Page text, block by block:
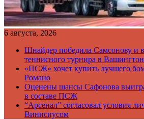
6 августа, 2026
Шнайдер победила Самсонову и
теннисного турнира в
«ПСЖ» хочет купить лучшего
Романо
Оценены шансы Сафонова
в составе ПСЖ
“Арсенал” согласовал условия
Винисиусом